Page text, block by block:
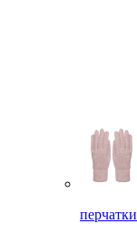
перчатки